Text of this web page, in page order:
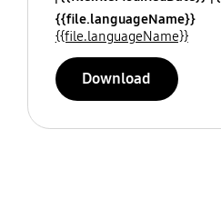
{{file.languageName}}
{{file.languageName}}
Download